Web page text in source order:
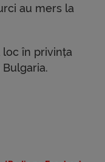
au mers la
în privința